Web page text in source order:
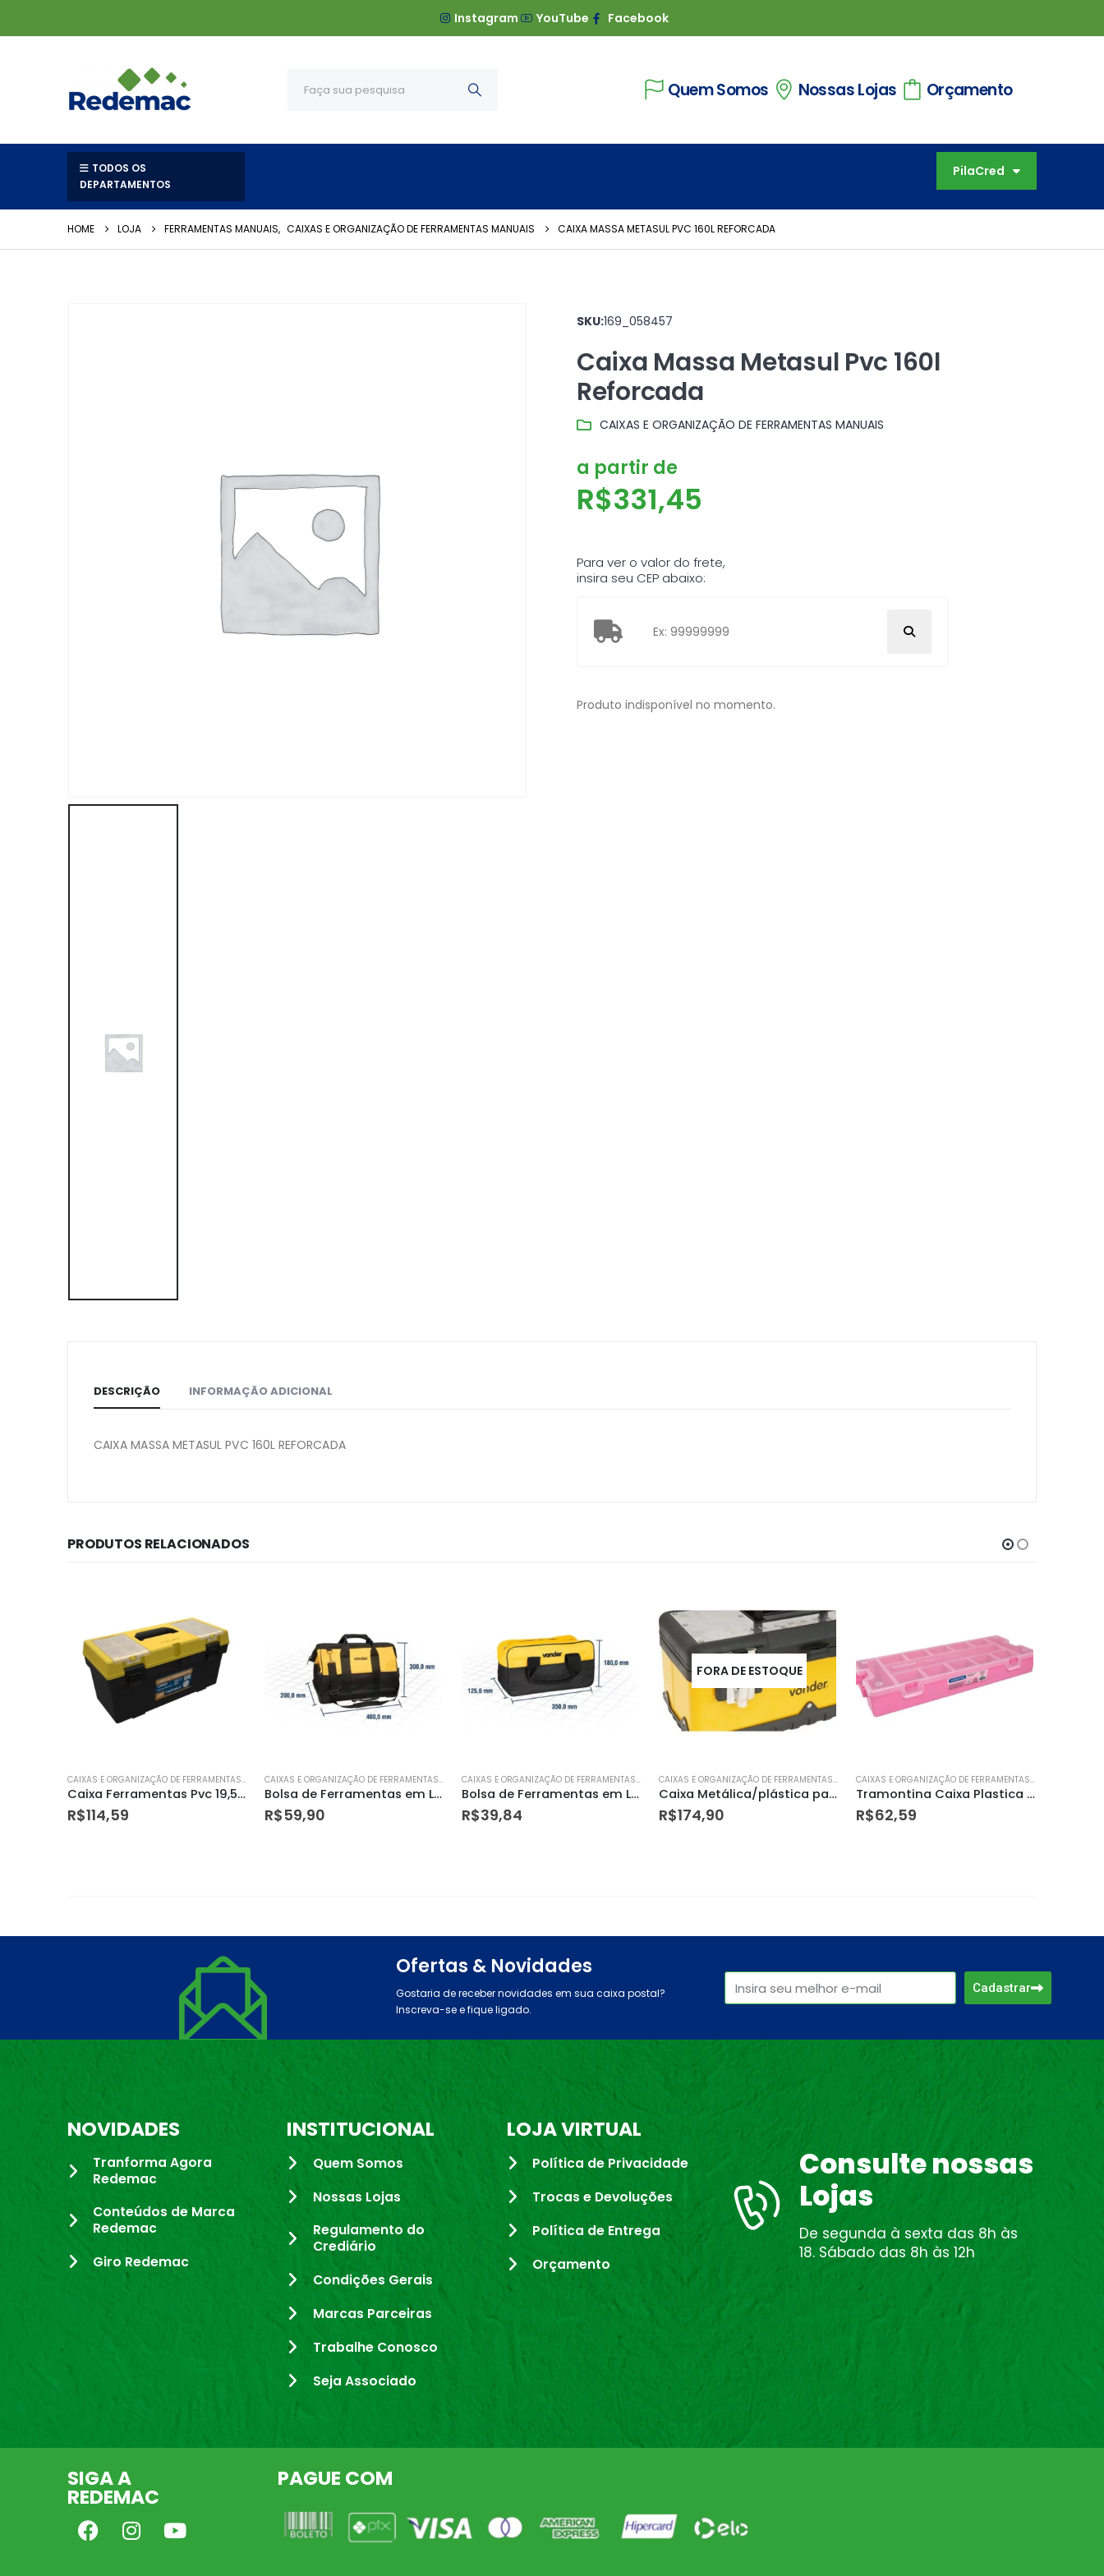
Instagram YouTube Facebook
Quem Somos Nossas Lojas Orçamento
TODOS OS
DEPARTAMENTOS
PilaCred
HOME LOJA FERRAMENTAS MANUAIS, CAIXAS E ORGANIZAÇÃO DE FERRAMENTAS MANUAIS CAIXA MASSA METASUL PVC 160L REFORCADA
SKU:169_058457
Caixa Massa Metasul Pvc 160l
Reforcada
CAIXAS E ORGANIZAÇÃO DE FERRAMENTAS MANUAIS
a partir de
R$331,45
Para ver o valor do frete,
insira seu CEP abaixo:
Produto indisponível no momento.
DESCRIÇÃO INFORMAÇÃO ADICIONAL
CAIXA MASSA METASUL PVC 160L REFORCADA
PRODUTOS RELACIONADOS
CAIXAS E ORGANIZAÇÃO DE FERRAMENTAS MANUAIS
Bolsa de Ferramentas em Lona Bl003 400 X 200 X 300mm – Vonder
R$59,90
CAIXAS E ORGANIZAÇÃO DE FERRAMENTAS MANUAIS
Bolsa de Ferramentas em Lona Bl005 350 X 124 X 180mm – Vonder
R$39,84
FORA DE ESTOQUE
CAIXAS E ORGANIZAÇÃO DE FERRAMENTAS MANUAIS
Caixa Metálica/plástica para Ferramentascmv 0380 – Vonder
R$174,90
CAIXAS E ORGANIZAÇÃO DE FERRAMENTAS MANUAIS
Tramontina Caixa Plastica com Divisorias 16
R$62,59
CAIXAS E ORGANIZAÇÃO DE FERRAMENTAS MANUAIS
Maleta Organizadora C/divisoria 17″ Tram
R$124,71
Ofertas & Novidades
Gostaria de receber novidades em sua caixa postal?
Inscreva-se e fique ligado.
Cadastrar
NOVIDADES
Tranforma Agora
Redemac
Conteúdos de Marca
Redemac
Giro Redemac
INSTITUCIONAL
Quem Somos
Nossas Lojas
Regulamento do
Crediário
Condições Gerais
Marcas Parceiras
Trabalhe Conosco
Seja Associado
LOJA VIRTUAL
Política de Privacidade
Trocas e Devoluções
Política de Entrega
Orçamento
Consulte nossas
Lojas
De segunda à sexta das 8h às
18. Sábado das 8h às 12h
SIGA A
REDEMAC
PAGUE COM